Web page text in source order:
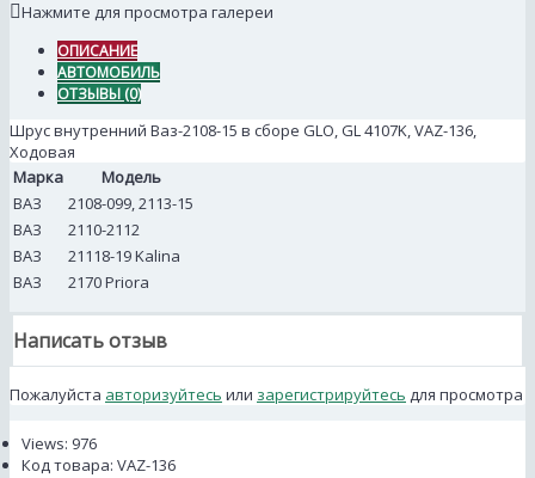
Нажмите для просмотра галереи
ОПИСАНИЕ
АВТОМОБИЛЬ
ОТЗЫВЫ (0)
Шрус внутренний Ваз-2108-15 в сборе GLO, GL 4107K, VAZ-136,
Ходовая
Марка
Модель
ВАЗ
2108-099, 2113-15
ВАЗ
2110-2112
ВАЗ
21118-19 Kalina
ВАЗ
2170 Priora
Написать отзыв
Пожалуйста авторизуйтесь или зарегистрируйтесь для просмотра
Views: 976
Код товара: VAZ-136